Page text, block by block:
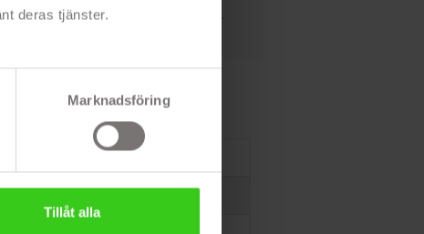
deras tjänster.
Marknadsföring
Tillåt alla
kan indeholde mere
om tilstanden, så det er